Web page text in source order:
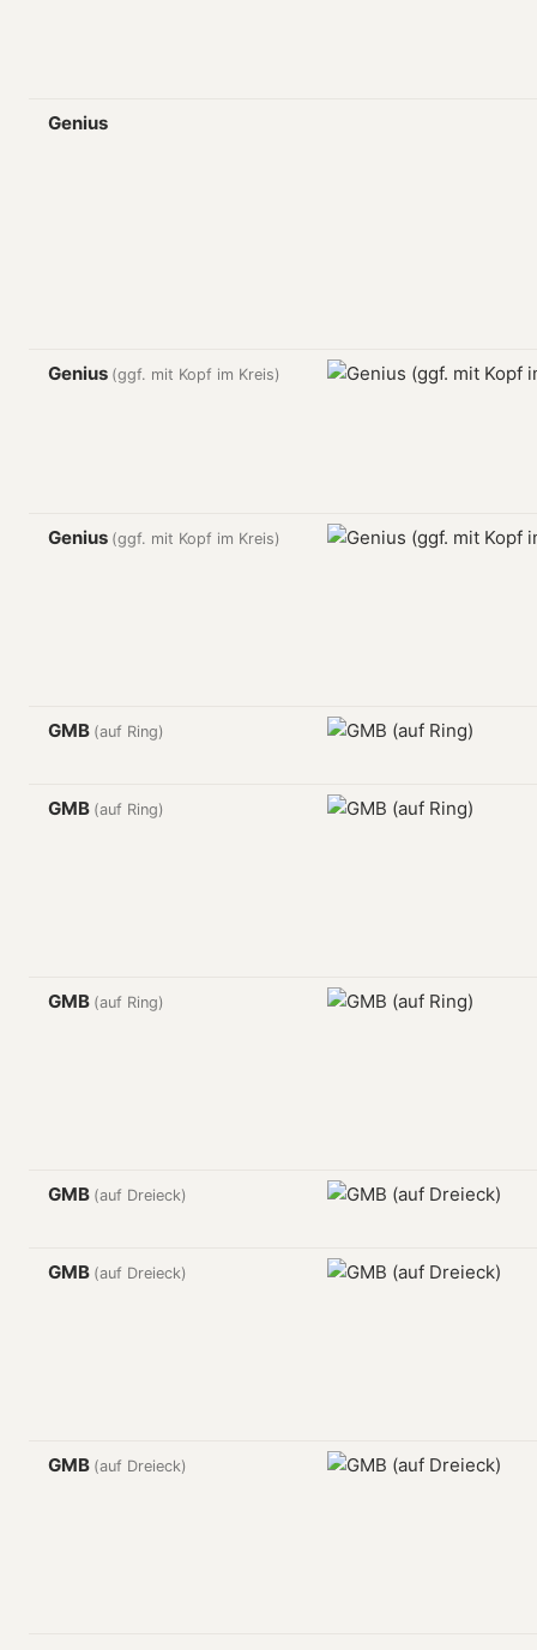
Genius
Genius (ggf. mit Kopf im Kreis)
Genius (ggf. mit Kopf im Kreis)
GMB (auf Ring)
GMB (auf Ring)
GMB (auf Ring)
GMB (auf Dreieck)
GMB (auf Dreieck)
GMB (auf Dreieck)